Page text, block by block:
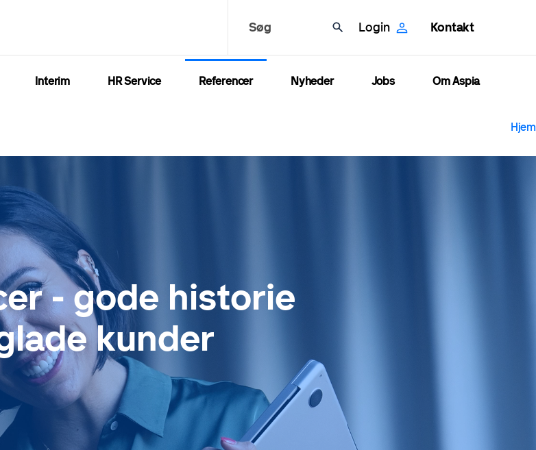
Søg Login Kontakt
Interim HR Service Referencer Nyheder Jobs Om Aspia
Hjem
- gode historie
kunder